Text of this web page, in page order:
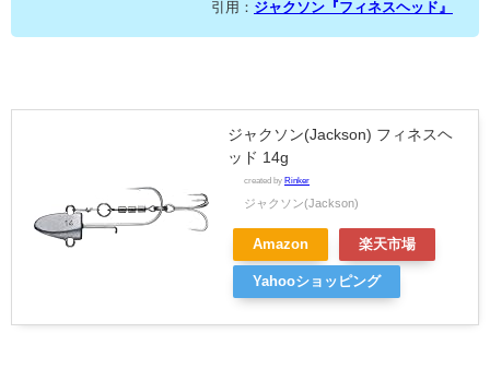
引用： ジャクソン『フィネスヘッド』
ジャクソン(Jackson) フィネスヘ
ッド 14g
created by Rinker
ジャクソン(Jackson)
Amazon 楽天市場
Yahooショッピング